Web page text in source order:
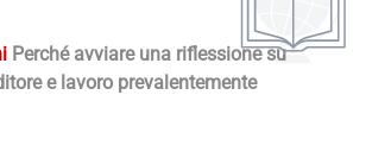
Perché avviare una riflessione su
e lavoro prevalentemente